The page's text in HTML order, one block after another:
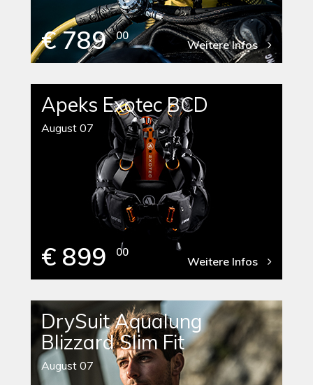
€ 789 00
Weitere Infos
Apeks Exotec BCD
August 07
€ 899 00
Weitere Infos
DrySuit Aqualung
Blizzard Slim Fit
August 07